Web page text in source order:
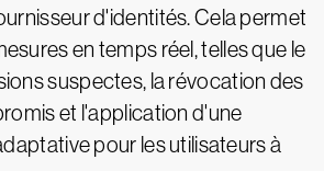
d'identités. Cela permet
en temps réel, telles que le
suspectes, la révocation des
et l'application d'une
pour les utilisateurs à